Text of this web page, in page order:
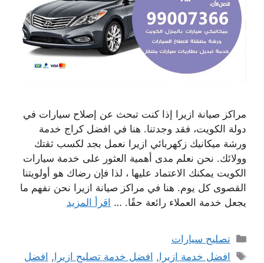
مراكز صيانة ازيرا إذا كنت تبحث عن إصلاح سيارات في
دولة الكويت، فقد وجدتنا. هنا في افضل كراج خدمة
ورشة ميكانيك زكهربائي ازيرا نعمل بجد لكسب ثقتك
وولائك. نحن نعلم مدى أهمية العثور على خدمة سيارات
الكويت يمكنك الاعتماد عليها ، لذا فإن رضاك ​​هو أولويتنا
القصوى كل يوم. هنا في مراكز صيانة ازيرا نحن نفهم ما
يجعل خدمة العملاء رائعة حقًا. … اقرأ المزيد
التصنيفات
تصليح سيارات
الوسوم
افضل خدمة ازيرا, افضل خدمة تصليح ازيرا, افضل